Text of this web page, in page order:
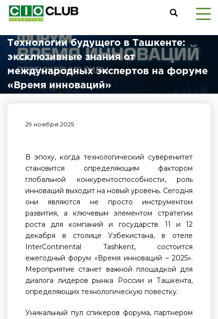
Технологии будущего в Ташкенте:
эксклюзивные знания от
международных экспертов на форуме
«Время инноваций»
29 ноября 2025
В эпоху, когда технологический суверенитет
становится определяющим фактором
глобальной конкурентоспособности, роль
инноваций выходит на новый уровень. Сегодня
они являются не просто инструментом
развития, а ключевым элементом стратегии
роста для компаний и государств. 11 и 12
декабря в столице Узбекистана, в отеле
InterContinental Tashkent, состоится
ежегодный форум «Время инноваций – 2025».
Мероприятие станет важной площадкой для
диалога лидеров рынка России и Ташкента,
определяющих технологическую повестку.
Уникальный пул спикеров форума, партнером